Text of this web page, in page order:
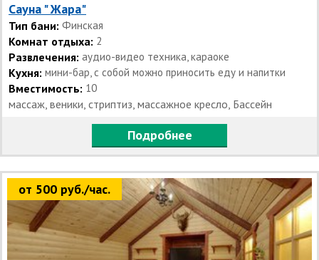
Сауна " Жара"
Тип бани: Финская
Комнат отдыха: 2
Развлечения: аудио-видео техника, караоке
Кухня: мини-бар, с собой можно приносить еду и напитки
Вместимость: 10
массаж, веники, стриптиз, массажное кресло, Бассейн
Подробнее
от 500 руб./час.